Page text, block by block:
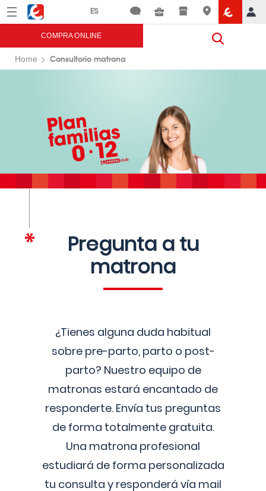
Menú Eroski
COMPRA ONLINE
Home Consultorio matrona
Pregunta a tu
matrona
¿Tienes alguna duda habitual
sobre pre-parto, parto o post-
parto? Nuestro equipo de
matronas estará encantado de
responderte. Envía tus preguntas
de forma totalmente gratuita.
Una matrona profesional
estudiará de forma personalizada
tu consulta y responderá vía mail